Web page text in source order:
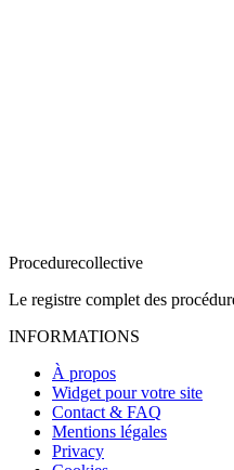
Procedurecollective
Le registre complet des
INFORMATIONS
À propos
Widget pour votre site
Contact & FAQ
Mentions légales
Privacy